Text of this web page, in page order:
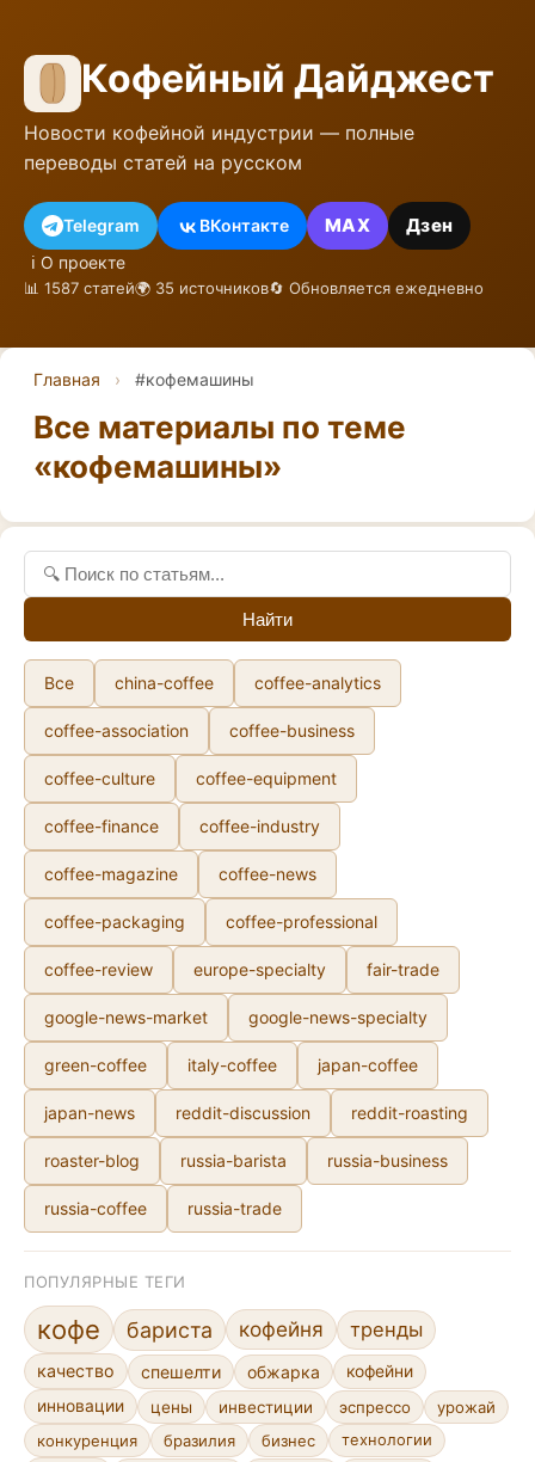
Кофейный Дайджест
Новости кофейной индустрии — полные
переводы статей на русском
Telegram ВКонтакте MAX Дзен
ℹ️ О проекте
📊 1587 статей🌍 35 источников🔄 Обновляется ежедневно
Главная › #кофемашины
Все материалы по теме
«кофемашины»
Найти
Все china-coffee coffee-analytics
coffee-association coffee-business
coffee-culture coffee-equipment
coffee-finance coffee-industry
coffee-magazine coffee-news
coffee-packaging coffee-professional
coffee-review europe-specialty fair-trade
google-news-market google-news-specialty
green-coffee italy-coffee japan-coffee
japan-news reddit-discussion reddit-roasting
roaster-blog russia-barista russia-business
russia-coffee russia-trade
ПОПУЛЯРНЫЕ ТЕГИ
кофе бариста кофейня тренды
качество спешелти обжарка
кофейни
инновации
цены инвестиции эспрессо
урожай
конкуренция
бразилия бизнес
технологии